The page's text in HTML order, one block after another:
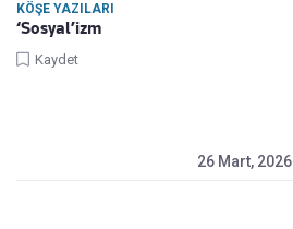
KÖŞE YAZILARI
‘Sosyal’izm
Kaydet
26 Mart, 2026